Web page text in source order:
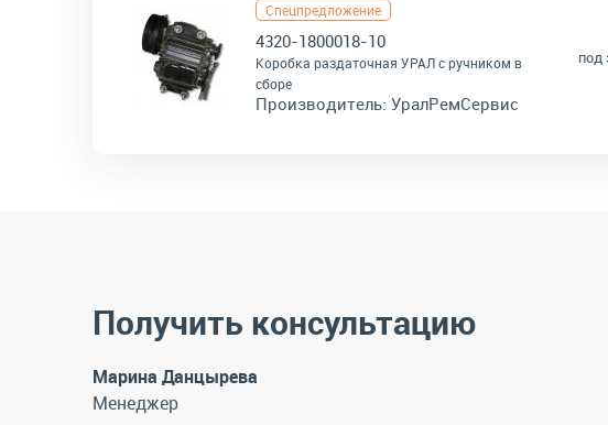
Спецпредложение
4320-1800018-10
Коробка раздаточная УРАЛ с ручником в
сборе
Производитель: УралРемСервис
под
Получить консультацию
Марина Данцырева
Менеджер